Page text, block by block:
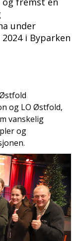
under
i Byparken
og LO Østfold,
vanskelig
og